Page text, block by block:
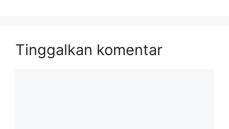
Tinggalkan komentar